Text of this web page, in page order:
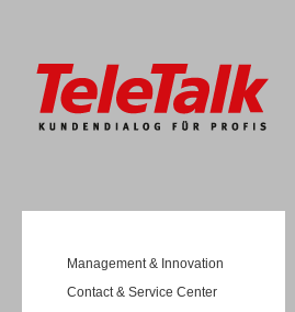
Management & Innovation
Contact & Service Center